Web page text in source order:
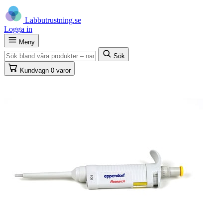
Labbutrustning.se
Logga in
Meny
Sök
Kundvagn 0 varor